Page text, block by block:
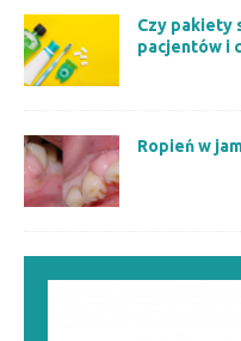
Czy pakiety
pacjentów i
Ropień w